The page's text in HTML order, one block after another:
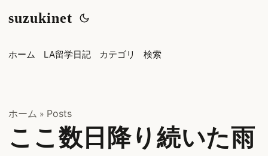
suzukinet
ホーム LA留学日記 カテゴリ 検索
ホーム » Posts
ここ数日降り続いた雨